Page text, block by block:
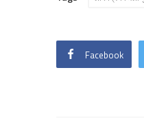
Facebook